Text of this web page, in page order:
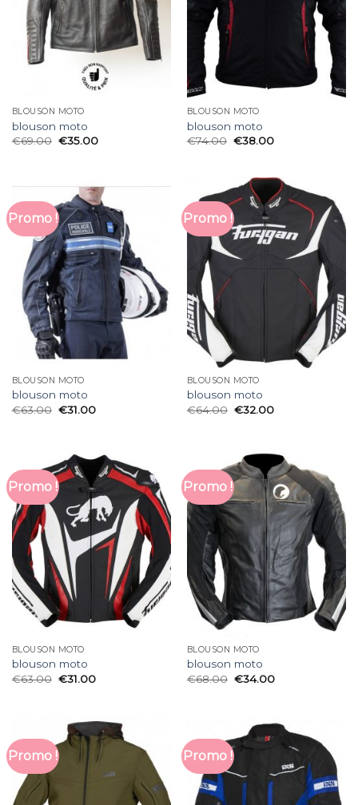
BLOUSON MOTO
blouson moto
€69.00 €35.00
BLOUSON MOTO
blouson moto
€74.00 €38.00
Promo !
BLOUSON MOTO
blouson moto
€63.00 €31.00
Promo !
BLOUSON MOTO
blouson moto
€64.00 €32.00
Promo !
BLOUSON MOTO
blouson moto
€63.00 €31.00
Promo !
BLOUSON MOTO
blouson moto
€68.00 €34.00
Promo ! Promo !